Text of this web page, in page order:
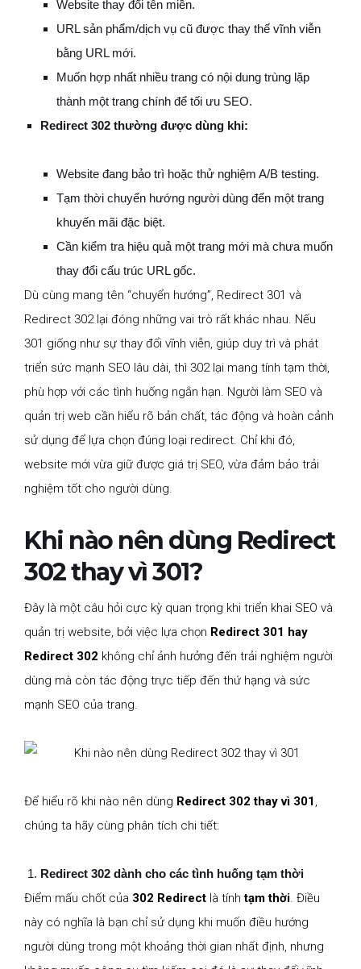
Website thay đổi tên miền.
URL sản phẩm/dịch vụ cũ được thay thế vĩnh viễn
bằng URL mới.
Muốn hợp nhất nhiều trang có nội dung trùng lặp
thành một trang chính để tối ưu SEO.
Redirect 302 thường được dùng khi:
Website đang bảo trì hoặc thử nghiệm A/B testing.
Tạm thời chuyển hướng người dùng đến một trang
khuyến mãi đặc biệt.
Cần kiểm tra hiệu quả một trang mới mà chưa muốn
thay đổi cấu trúc URL gốc.
Dù cùng mang tên “chuyển hướng”, Redirect 301 và
Redirect 302 lại đóng những vai trò rất khác nhau. Nếu
301 giống như sự thay đổi vĩnh viễn, giúp duy trì và phát
triển sức mạnh SEO lâu dài, thì 302 lại mang tính tạm thời,
phù hợp với các tình huống ngắn hạn. Người làm SEO và
quản trị web cần hiểu rõ bản chất, tác động và hoàn cảnh
sử dụng để lựa chọn đúng loại redirect. Chỉ khi đó,
website mới vừa giữ được giá trị SEO, vừa đảm bảo trải
nghiệm tốt cho người dùng.
Khi nào nên dùng Redirect
302 thay vì 301?
Đây là một câu hỏi cực kỳ quan trọng khi triển khai SEO và
quản trị website, bởi việc lựa chọn Redirect 301 hay
Redirect 302 không chỉ ảnh hưởng đến trải nghiệm người
dùng mà còn tác động trực tiếp đến thứ hạng và sức
mạnh SEO của trang.
Để hiểu rõ khi nào nên dùng Redirect 302 thay vì 301,
chúng ta hãy cùng phân tích chi tiết:
Redirect 302 dành cho các tình huống tạm thời
Điểm mấu chốt của 302 Redirect là tínhtạm thời. Điều
này có nghĩa là bạn chỉ sử dụng khi muốn điều hướng
người dùng trong một khoảng thời gian nhất định, nhưng